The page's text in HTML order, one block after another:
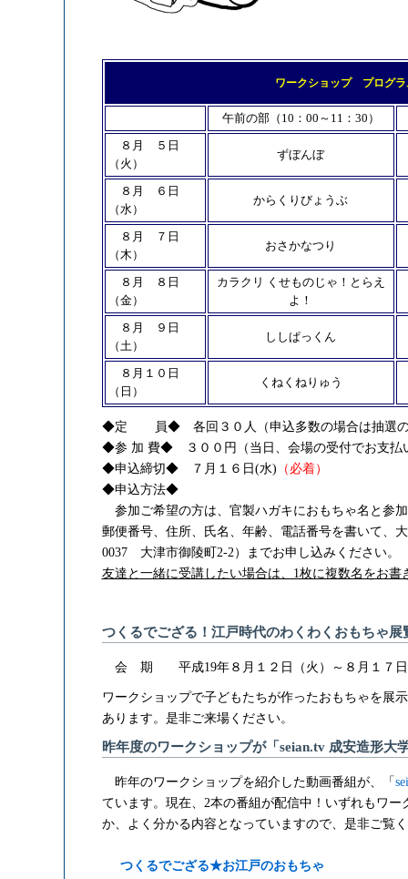
ワークショップ プログラ
午前の部（10：00～11：30）
８月 ５日
（火）
ずぼんぼ
８月 ６日
（水）
からくりびょうぶ
８月 ７日
（木）
おさかなつり
８月 ８日
（金）
カラクリ くせものじゃ！とらえ
よ！
８月 ９日
（土）
ししぱっくん
８月１０日
（日）
くねくねりゅう
◆定 員◆ 各回３０人（申込多数の場合は抽選の
◆参 加 費◆ ３００円（当日、会場の受付でお支払
◆申込締切◆ ７月１６日(水) （必着）
◆申込方法◆
参加ご希望の方は、官製ハガキにおもちゃ名と参
郵便番号、住所、氏名、年齢、電話番号を書いて、
0037 大津市御陵町2-2）までお申し込みください。
友達と一緒に受講したい場合は、1枚に複数名をお書
つくるでござる！江戸時代のわくわくおもちゃ展
会 期 平成19年８月１２日（火）～８月１７
ワークショップで子どもたちが作ったおもちゃを展
あります。是非ご来場ください。
昨年度のワークショップが「seian.tv 成安造形大
昨年のワークショップを紹介した動画番組が、「
ています。現在、2本の番組が配信中！いずれもワ
か、よく分かる内容となっていますので、是非ご覧
つくるでござる★お江戸のおもちゃ